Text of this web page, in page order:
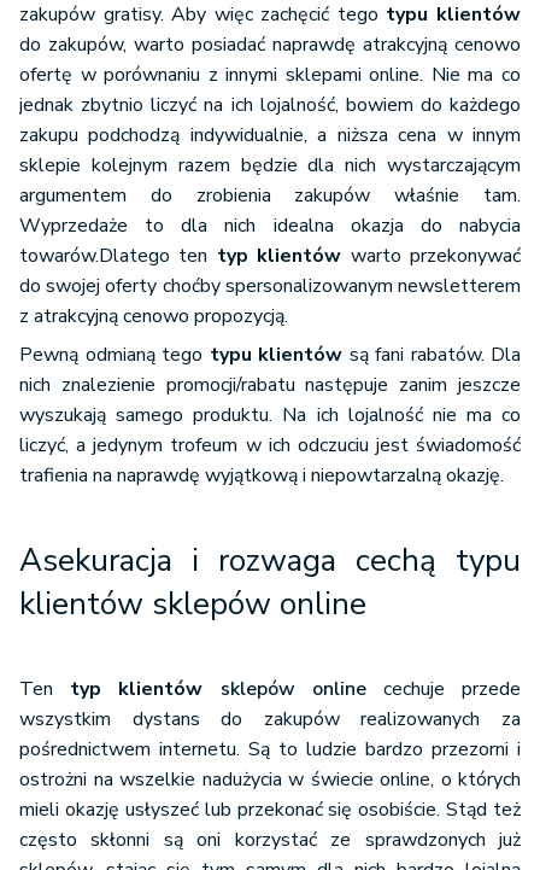
zakupów gratisy. Aby więc zachęcić tego typu klientów
do zakupów, warto posiadać naprawdę atrakcyjną cenowo
ofertę w porównaniu z innymi sklepami online. Nie ma co
jednak zbytnio liczyć na ich lojalność, bowiem do każdego
zakupu podchodzą indywidualnie, a niższa cena w innym
sklepie kolejnym razem będzie dla nich wystarczającym
argumentem do zrobienia zakupów właśnie tam.
Wyprzedaże to dla nich idealna okazja do nabycia
towarów.Dlatego ten typ klientów warto przekonywać
do swojej oferty choćby spersonalizowanym newsletterem
z atrakcyjną cenowo propozycją.
Pewną odmianą tego typu klientów są fani rabatów. Dla
nich znalezienie promocji/rabatu następuje zanim jeszcze
wyszukają samego produktu. Na ich lojalność nie ma co
liczyć, a jedynym trofeum w ich odczuciu jest świadomość
trafienia na naprawdę wyjątkową i niepowtarzalną okazję.
Asekuracja i rozwaga cechą typu
klientów sklepów online
Ten typ klientów sklepów onlinecechuje przede
wszystkim dystans do zakupów realizowanych za
pośrednictwem internetu. Są to ludzie bardzo przezorni i
ostrożni na wszelkie nadużycia w świecie online, o których
mieli okazję usłyszeć lub przekonać się osobiście. Stąd też
często skłonni są oni korzystać ze sprawdzonych już